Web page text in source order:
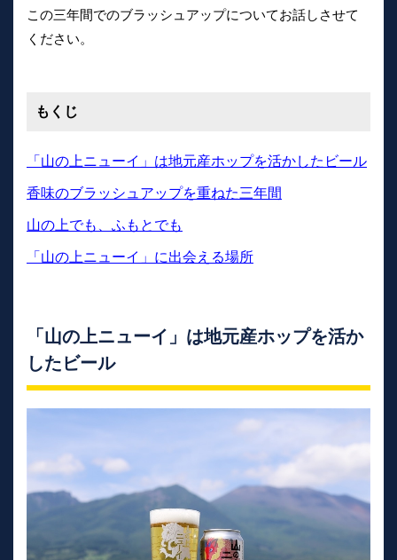
この三年間でのブラッシュアップについてお話しさせて
ください。
もくじ
「山の上ニューイ」は地元産ホップを活かしたビール
香味のブラッシュアップを重ねた三年間
山の上でも、ふもとでも
「山の上ニューイ」に出会える場所
「山の上ニューイ」は地元産ホップを活か
したビール